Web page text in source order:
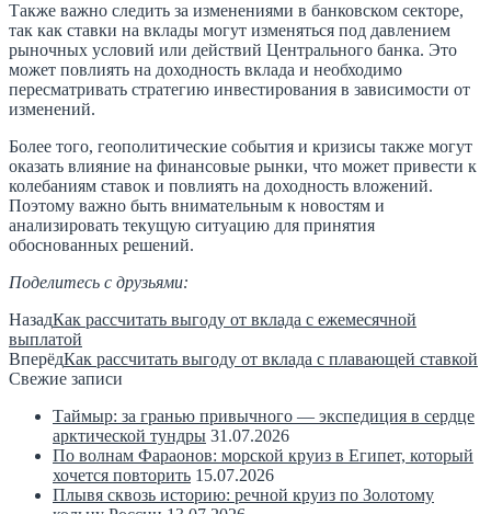
Также важно следить за изменениями в банковском секторе,
так как ставки на вклады могут изменяться под давлением
рыночных условий или действий Центрального банка. Это
может повлиять на доходность вклада и необходимо
пересматривать стратегию инвестирования в зависимости от
изменений.
Более того, геополитические события и кризисы также могут
оказать влияние на финансовые рынки, что может привести к
колебаниям ставок и повлиять на доходность вложений.
Поэтому важно быть внимательным к новостям и
анализировать текущую ситуацию для принятия
обоснованных решений.
Поделитесь с друзьями:
НазадКак рассчитать выгоду от вклада с ежемесячной
выплатой
ВперёдКак рассчитать выгоду от вклада с плавающей ставкой
Свежие записи
Таймыр: за гранью привычного — экспедиция в сердце
арктической тундры 31.07.2026
По волнам Фараонов: морской круиз в Египет, который
хочется повторить 15.07.2026
Плывя сквозь историю: речной круиз по Золотому